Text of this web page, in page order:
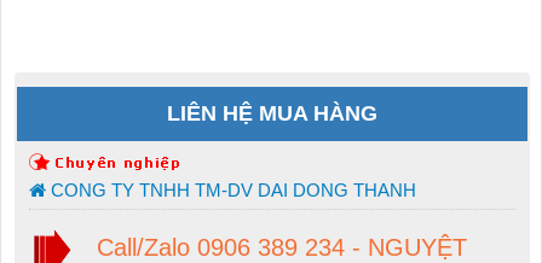
LIÊN HỆ MUA HÀNG
CONG TY TNHH TM-DV DAI DONG THANH
Call/Zalo 0906 389 234 - NGUYỆT